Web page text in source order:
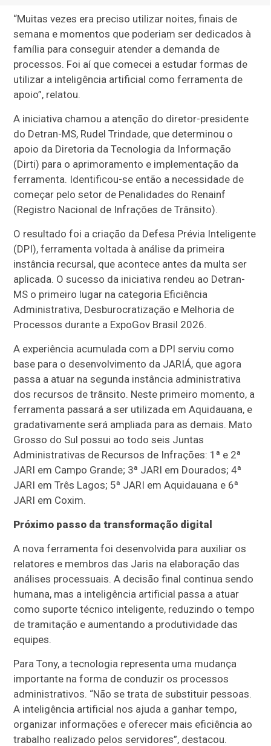
“Muitas vezes era preciso utilizar noites, finais de
semana e momentos que poderiam ser dedicados à
família para conseguir atender a demanda de
processos. Foi aí que comecei a estudar formas de
utilizar a inteligência artificial como ferramenta de
apoio”, relatou.
A iniciativa chamou a atenção do diretor-presidente
do Detran-MS, Rudel Trindade, que determinou o
apoio da Diretoria da Tecnologia da Informação
(Dirti) para o aprimoramento e implementação da
ferramenta. Identificou-se então a necessidade de
começar pelo setor de Penalidades do Renainf
(Registro Nacional de Infrações de Trânsito).
O resultado foi a criação da Defesa Prévia Inteligente
(DPI), ferramenta voltada à análise da primeira
instância recursal, que acontece antes da multa ser
aplicada. O sucesso da iniciativa rendeu ao Detran-
MS o primeiro lugar na categoria Eficiência
Administrativa, Desburocratização e Melhoria de
Processos durante a ExpoGov Brasil 2026.
A experiência acumulada com a DPI serviu como
base para o desenvolvimento da JARIÁ, que agora
passa a atuar na segunda instância administrativa
dos recursos de trânsito. Neste primeiro momento, a
ferramenta passará a ser utilizada em Aquidauana, e
gradativamente será ampliada para as demais. Mato
Grosso do Sul possui ao todo seis Juntas
Administrativas de Recursos de Infrações: 1ª e 2ª
JARI em Campo Grande; 3ª JARI em Dourados; 4ª
JARI em Três Lagos; 5ª JARI em Aquidauana e 6ª
JARI em Coxim.
Próximo passo da transformação digital
A nova ferramenta foi desenvolvida para auxiliar os
relatores e membros das Jaris na elaboração das
análises processuais. A decisão final continua sendo
humana, mas a inteligência artificial passa a atuar
como suporte técnico inteligente, reduzindo o tempo
de tramitação e aumentando a produtividade das
equipes.
Para Tony, a tecnologia representa uma mudança
importante na forma de conduzir os processos
administrativos. “Não se trata de substituir pessoas.
A inteligência artificial nos ajuda a ganhar tempo,
organizar informações e oferecer mais eficiência ao
trabalho realizado pelos servidores”, destacou.